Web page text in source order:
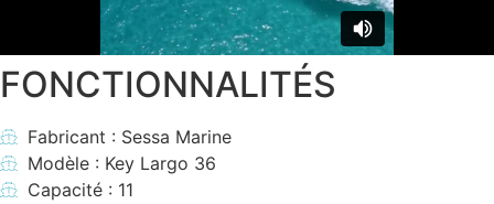
FONCTIONNALITÉS
Fabricant : Sessa Marine
Modèle : Key Largo 36
Capacité : 11